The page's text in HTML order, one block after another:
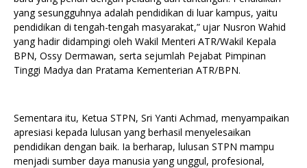
yang sesungguhnya adalah pendidikan di luar kampus, yaitu
pendidikan di tengah-tengah masyarakat,” ujar Nusron Wahid
yang hadir didampingi oleh Wakil Menteri ATR/Wakil Kepala
BPN, Ossy Dermawan, serta sejumlah Pejabat Pimpinan
Tinggi Madya dan Pratama Kementerian ATR/BPN.
Sementara itu, Ketua STPN, Sri Yanti Achmad, menyampaikan
apresiasi kepada lulusan yang berhasil menyelesaikan
pendidikan dengan baik. Ia berharap, lulusan STPN mampu
menjadi sumber daya manusia yang unggul, profesional,